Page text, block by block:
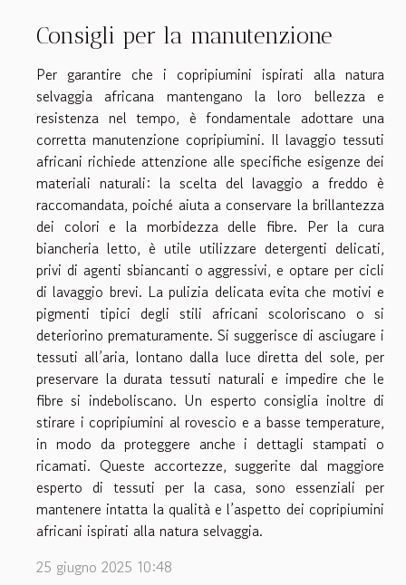
Consigli per la manutenzione
Per garantire che i copripiumini ispirati alla natura
selvaggia africana mantengano la loro bellezza e
resistenza nel tempo, è fondamentale adottare una
corretta manutenzione copripiumini. Il lavaggio tessuti
africani richiede attenzione alle specifiche esigenze dei
materiali naturali: la scelta del lavaggio a freddo è
raccomandata, poiché aiuta a conservare la brillantezza
dei colori e la morbidezza delle fibre. Per la cura
biancheria letto, è utile utilizzare detergenti delicati,
privi di agenti sbiancanti o aggressivi, e optare per cicli
di lavaggio brevi. La pulizia delicata evita che motivi e
pigmenti tipici degli stili africani scoloriscano o si
deteriorino prematuramente. Si suggerisce di asciugare i
tessuti all’aria, lontano dalla luce diretta del sole, per
preservare la durata tessuti naturali e impedire che le
fibre si indeboliscano. Un esperto consiglia inoltre di
stirare i copripiumini al rovescio e a basse temperature,
in modo da proteggere anche i dettagli stampati o
ricamati. Queste accortezze, suggerite dal maggiore
esperto di tessuti per la casa, sono essenziali per
mantenere intatta la qualità e l’aspetto dei copripiumini
africani ispirati alla natura selvaggia.
25 giugno 2025 10:48